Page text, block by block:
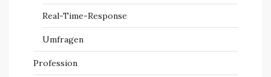
Real-Time-Response
Umfragen
Profession